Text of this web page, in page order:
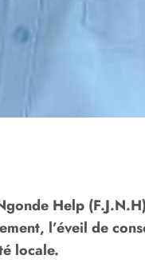
Help
l’éveil de
locale.